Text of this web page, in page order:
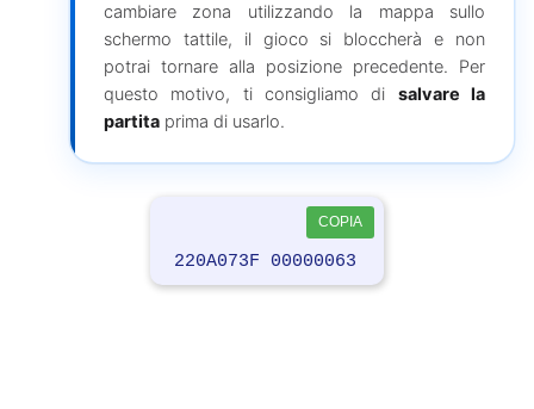
cambiare zona utilizzando la mappa sullo
schermo tattile, il gioco si bloccherà e non
potrai tornare alla posizione precedente. Per
questo motivo, ti consigliamo di salvare la
partita prima di usarlo.
COPIA
220A073F 00000063